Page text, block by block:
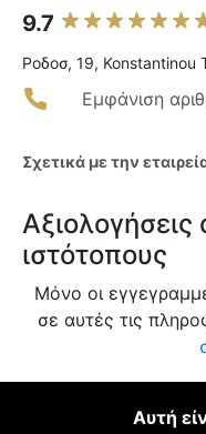
9.7
Ροδοσ, 19, Konstantinou
Εμφάνιση
Σχετικά με την
ιστότοπους
Μόνο οι
σε αυτές τις
Αυτή